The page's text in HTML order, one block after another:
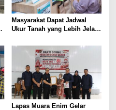
Masyarakat Dapat Jadwal
Ukur Tanah yang Lebih Jelas
Terjadwal
Lapas Muara Enim Gelar